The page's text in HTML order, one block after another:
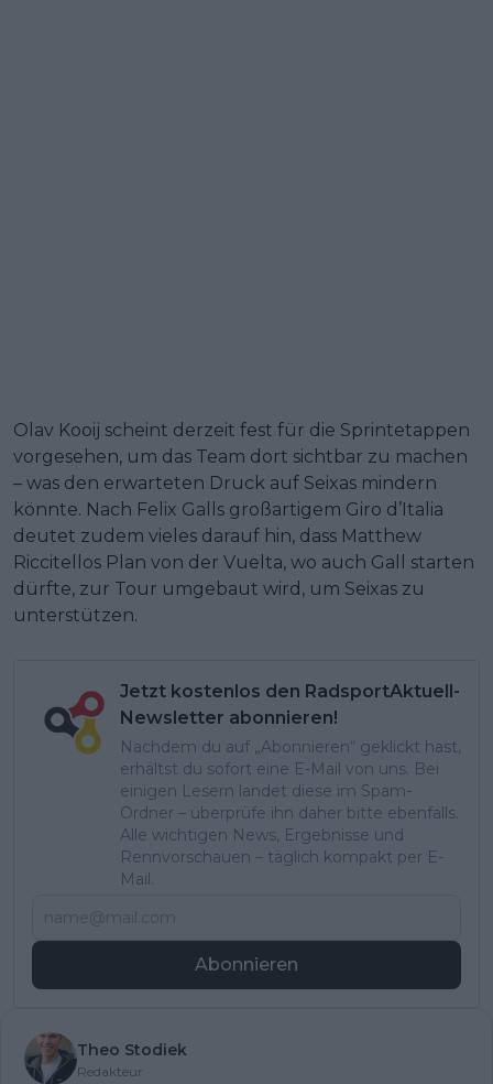
Olav Kooij scheint derzeit fest für die Sprintetappen
vorgesehen, um das Team dort sichtbar zu machen
– was den erwarteten Druck auf Seixas mindern
könnte. Nach Felix Galls großartigem Giro d’Italia
deutet zudem vieles darauf hin, dass Matthew
Riccitellos Plan von der Vuelta, wo auch Gall starten
dürfte, zur Tour umgebaut wird, um Seixas zu
unterstützen.
Jetzt kostenlos den RadsportAktuell-
Newsletter abonnieren!
Nachdem du auf „Abonnieren“ geklickt hast,
erhältst du sofort eine E-Mail von uns. Bei
einigen Lesern landet diese im Spam-
Ordner – überprüfe ihn daher bitte ebenfalls.
Alle wichtigen News, Ergebnisse und
Rennvorschauen – täglich kompakt per E-
Mail.
Abonnieren
Theo Stodiek
Redakteur